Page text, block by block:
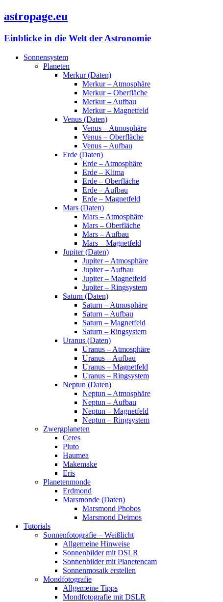
astropage.eu
Einblicke in die Welt der Astronomie
Sonnensystem
Planeten
Merkur (Daten)
Merkur – Atmosphäre
Merkur – Oberfläche
Merkur – Aufbau
Merkur – Magnetfeld
Venus (Daten)
Venus – Atmosphäre
Venus – Oberfläche
Venus – Aufbau
Erde (Daten)
Erde – Atmosphäre
Erde – Klima
Erde – Oberfläche
Erde – Aufbau
Erde – Magnetfeld
Mars (Daten)
Mars – Atmosphäre
Mars – Oberfläche
Mars – Aufbau
Mars – Magnetfeld
Jupiter (Daten)
Jupiter – Atmosphäre
Jupiter – Aufbau
Jupiter – Magnetfeld
Jupiter – Ringsystem
Saturn (Daten)
Saturn – Atmosphäre
Saturn – Aufbau
Saturn – Magnetfeld
Saturn – Ringsystem
Uranus (Daten)
Uranus – Atmosphäre
Uranus – Aufbau
Uranus – Magnetfeld
Uranus – Ringsystem
Neptun (Daten)
Neptun – Atmosphäre
Neptun – Aufbau
Neptun – Magnetfeld
Neptun – Ringsystem
Zwergplaneten
Ceres
Pluto
Haumea
Makemake
Eris
Planetenmonde
Erdmond
Marsmonde (Daten)
Marsmond Phobos
Marsmond Deimos
Tutorials
Sonnenfotografie – Weißlicht
Allgemeine Hinweise
Sonnenbilder mit DSLR
Sonnenbilder mit Planetencam
Sonnenmosaik erstellen
Mondfotografie
Allgemeine Tipps
Mondfotografie mit DSLR